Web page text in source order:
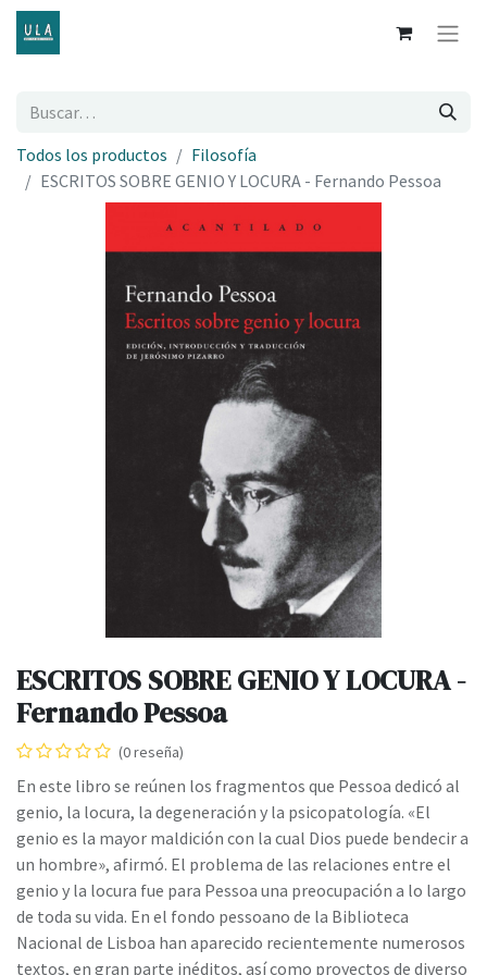
Todos los productos
Filosofía
ESCRITOS SOBRE GENIO Y LOCURA - Fernando Pessoa
ESCRITOS SOBRE GENIO Y LOCURA -
Fernando Pessoa
(0 reseña)
En este libro se reúnen los fragmentos que Pessoa dedicó al
genio, la locura, la degeneración y la psicopatología. «El
genio es la mayor maldición con la cual Dios puede bendecir a
un hombre», afirmó. El problema de las relaciones entre el
genio y la locura fue para Pessoa una preocupación a lo largo
de toda su vida. En el fondo pessoano de la Biblioteca
Nacional de Lisboa han aparecido recientemente numerosos
textos, en gran parte inéditos, así como proyectos de diverso